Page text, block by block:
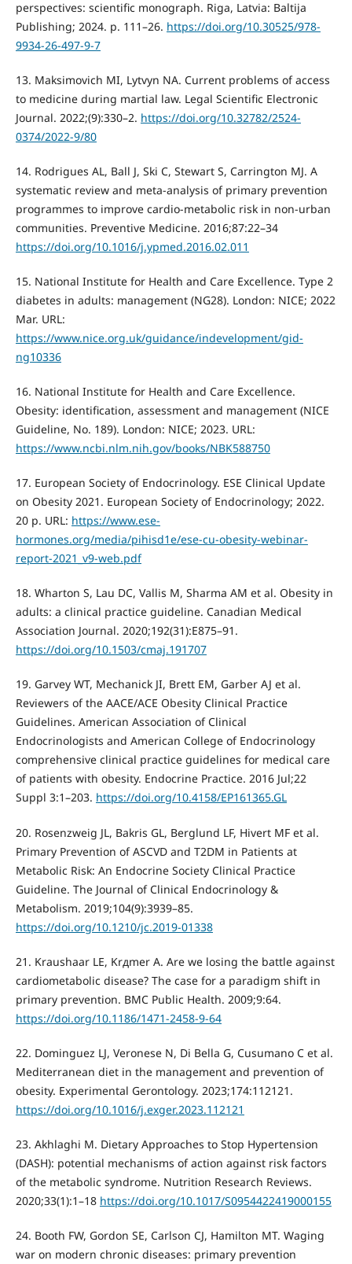
perspectives: scientific monograph. Riga, Latvia: Baltija
Publishing; 2024. p. 111–26. https://doi.org/10.30525/978-
9934-26-497-9-7
13. Maksimovich MI, Lytvyn NA. Current problems of access
to medicine during martial law. Legal Scientific Electronic
Journal. 2022;(9):330–2. https://doi.org/10.32782/2524-
0374/2022-9/80
14. Rodrigues AL, Ball J, Ski C, Stewart S, Carrington MJ. A
systematic review and meta-analysis of primary prevention
programmes to improve cardio-metabolic risk in non-urban
communities. Preventive Medicine. 2016;87:22–34
https://doi.org/10.1016/j.ypmed.2016.02.011
15. National Institute for Health and Care Excellence. Type 2
diabetes in adults: management (NG28). London: NICE; 2022
Mar. URL:
https://www.nice.org.uk/guidance/indevelopment/gid-
ng10336
16. National Institute for Health and Care Excellence.
Obesity: identification, assessment and management (NICE
Guideline, No. 189). London: NICE; 2023. URL:
https://www.ncbi.nlm.nih.gov/books/NBK588750
17. European Society of Endocrinology. ESE Clinical Update
on Obesity 2021. European Society of Endocrinology; 2022.
20 p. URL: https://www.ese-
hormones.org/media/pihisd1e/ese-cu-obesity-webinar-
report-2021_v9-web.pdf
18. Wharton S, Lau DC, Vallis M, Sharma AM et al. Obesity in
adults: a clinical practice guideline. Canadian Medical
Association Journal. 2020;192(31):E875–91.
https://doi.org/10.1503/cmaj.191707
19. Garvey WT, Mechanick JI, Brett EM, Garber AJ et al.
Reviewers of the AACE/ACE Obesity Clinical Practice
Guidelines. American Association of Clinical
Endocrinologists and American College of Endocrinology
comprehensive clinical practice guidelines for medical care
of patients with obesity. Endocrine Practice. 2016 Jul;22
Suppl 3:1–203. https://doi.org/10.4158/EP161365.GL
20. Rosenzweig JL, Bakris GL, Berglund LF, Hivert MF et al.
Primary Prevention of ASCVD and T2DM in Patients at
Metabolic Risk: An Endocrine Society Clinical Practice
Guideline. The Journal of Clinical Endocrinology &
Metabolism. 2019;104(9):3939–85.
https://doi.org/10.1210/jc.2019-01338
21. Kraushaar LE, Krдmer A. Are we losing the battle against
cardiometabolic disease? The case for a paradigm shift in
primary prevention. BMC Public Health. 2009;9:64.
https://doi.org/10.1186/1471-2458-9-64
22. Dominguez LJ, Veronese N, Di Bella G, Cusumano C et al.
Mediterranean diet in the management and prevention of
obesity. Experimental Gerontology. 2023;174:112121.
https://doi.org/10.1016/j.exger.2023.112121
23. Akhlaghi M. Dietary Approaches to Stop Hypertension
(DASH): potential mechanisms of action against risk factors
of the metabolic syndrome. Nutrition Research Reviews.
2020;33(1):1–18 https://doi.org/10.1017/S0954422419000155
24. Booth FW, Gordon SE, Carlson CJ, Hamilton MT. Waging
war on modern chronic diseases: primary prevention